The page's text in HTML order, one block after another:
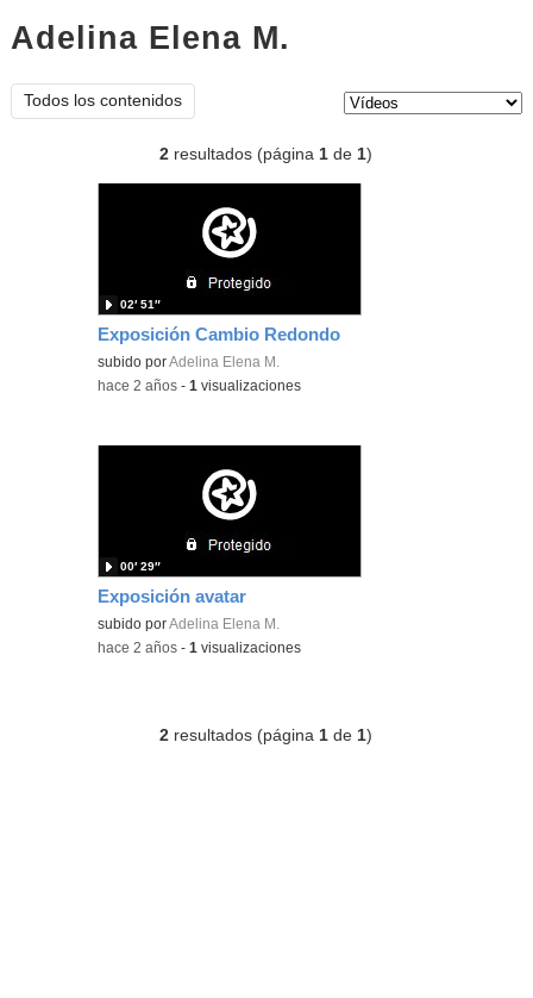
Adelina Elena M.
Todos los contenidos
2 resultados (página1 de1)
Exposición Cambio Redondo
subido porAdelina Elena M.
02′ 51″
-hace 2 años -1 visualizaciones
Exposición avatar
subido porAdelina Elena M.
00′ 29″
-hace 2 años -1 visualizaciones
2 resultados (página 1 de 1)